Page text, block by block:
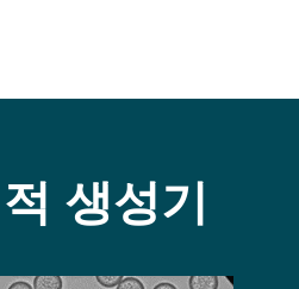
생성기